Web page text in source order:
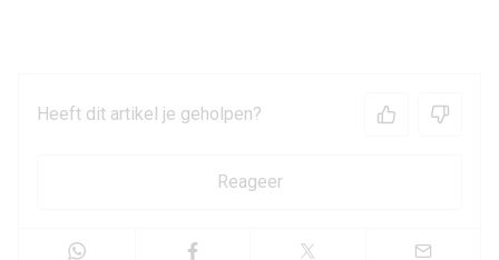
Heeft dit artikel je geholpen?
Reageer